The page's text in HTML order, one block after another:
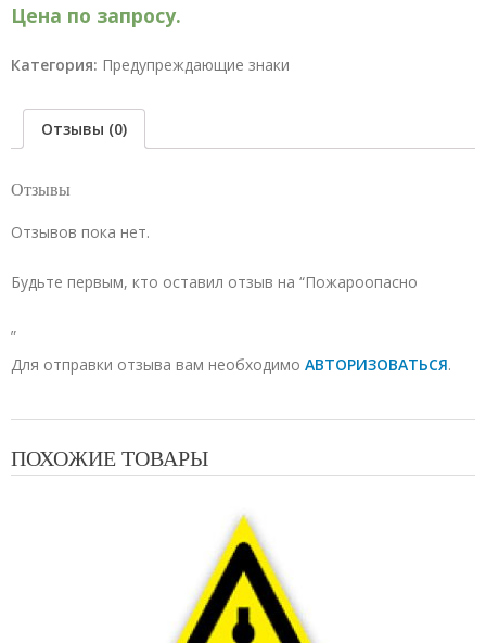
Цена по запросу.
Категория: Предупреждающие знаки
Отзывы (0)
Отзывы
Отзывов пока нет.
Будьте первым, кто оставил отзыв на “Пожароопасно
”
Для отправки отзыва вам необходимо АВТОРИЗОВАТЬСЯ.
ПОХОЖИЕ ТОВАРЫ